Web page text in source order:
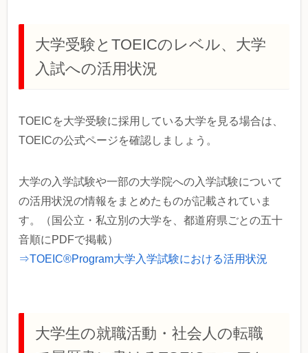
大学受験とTOEICのレベル、大学
入試への活用状況
TOEICを大学受験に採用している大学を見る場合は、
TOEICの公式ページを確認しましょう。
大学の入学試験や一部の大学院への入学試験について
の活用状況の情報をまとめたものが記載されていま
す。（国公立・私立別の大学を、都道府県ごとの五十
音順にPDFで掲載）
⇒TOEIC®Program大学入学試験における活用状況
大学生の就職活動・社会人の転職